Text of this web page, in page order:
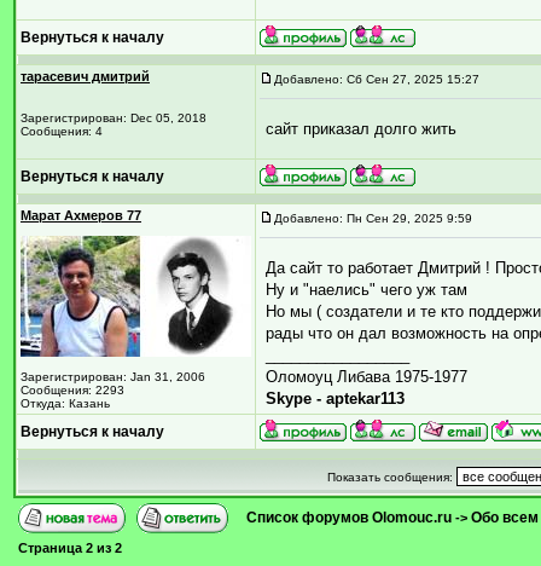
Вернуться к началу
тарасевич дмитрий
Зарегистрирован: Dec 05, 2018
Сообщения: 4
Добавлено: Сб Сен 27, 2025 15:27
сайт приказал долго жить
Вернуться к началу
Марат Ахмеров 77
Зарегистрирован: Jan 31, 2006
Сообщения: 2293
Откуда: Казань
Добавлено: Пн Сен 29, 2025 9:59
Да сайт то работает Дмитрий !
Ну и "наелись" чего уж там
Но мы ( создатели и те кто
рады что он дал возможность на
Оломоуц Либава 1975-1977
Skype - aptekar113
Вернуться к началу
Показать сообщения:
Список форумов Olomouc.ru -> Обо всем
Страница 2 из 2